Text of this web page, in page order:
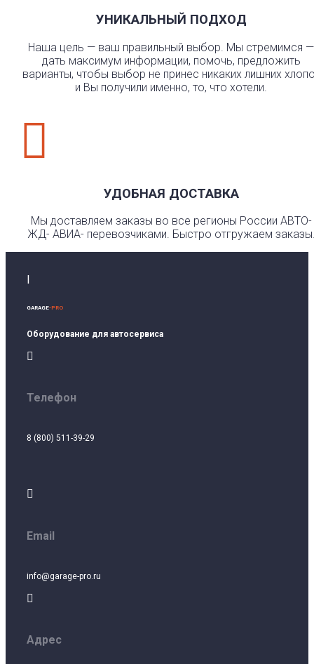
УНИКАЛЬНЫЙ ПОДХОД
Наша цель — ваш правильный выбор. Мы стремимся —
дать максимум информации, помочь, предложить
варианты, чтобы выбор не принес никаких лишних
и Вы получили именно, то, что хотели.

УДОБНАЯ ДОСТАВКА
Мы доставляем заказы во все регионы России АВТО-
ЖД- АВИА- перевозчиками. Быстро отгружаем
GARAGE-PRO
Оборудование для автосервиса

Телефон
8 (800) 511-39-29

Email
info@garage-pro.ru

Адрес